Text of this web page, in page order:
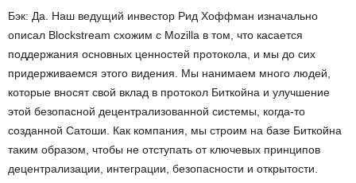
Бэк: Да. Наш ведущий инвестор Рид Хоффман изначально
описал Blockstream схожим с Mozilla в том, что касается
поддержания основных ценностей протокола, и мы до сих
придерживаемся этого видения. Мы нанимаем много людей,
которые вносят свой вклад в протокол Биткойна и улучшение
этой безопасной децентрализованной системы, когда-то
созданной Сатоши. Как компания, мы строим на базе Биткойна
таким образом, чтобы не отступать от ключевых принципов
децентрализации, интеграции, безопасности и открытости.